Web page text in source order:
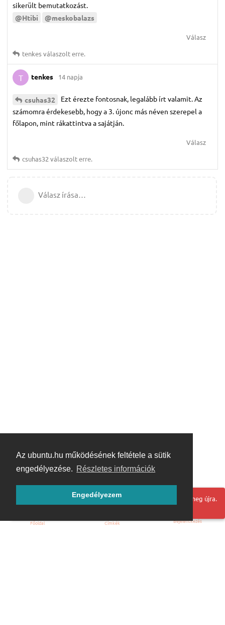
Az ubuntu.hu működésének feltétele a sütik
engedélyezése. Részletes információk
Engedélyezem
sikerült bemutatkozást.
@Htibi
@meskobalazs
Válasz
tenkesválaszolt erre.
T tenkes 14 napja
csuhas32
Ezt érezte fontosnak, legalább írt valamit. Az
számomra érdekesebb, hogy a 3. újonc más néven szerepel a
főlapon, mint rákattintva a sajátján.
Válasz
csuhas32 válaszolt erre.
Válasz írása…
Hoppá! Valami hiba történt. Frissítse az oldalt és próbálja meg újra.
Főoldal Címkék Bejelentkezés